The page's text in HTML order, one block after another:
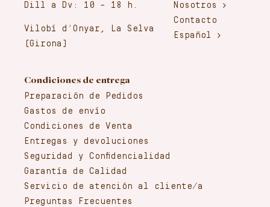
Nosotros
Contacto
Español
Dill a Dv: 10 – 18 h.
Vilobí d’Onyar, La Selva
(Girona)
Condiciones de entrega
Preparación de Pedidos
Gastos de envío
Condiciones de Venta
Entregas y devoluciones
Seguridad y Confidencialidad
Garantía de Calidad
Servicio de atención al cliente/a
Preguntas Frecuentes